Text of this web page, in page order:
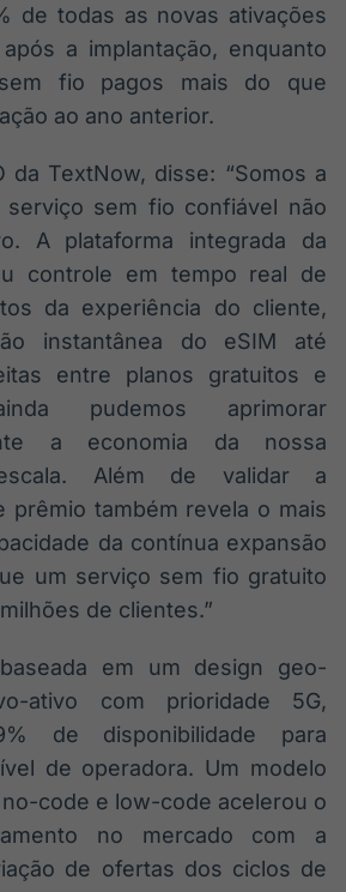
de todas as novas ativações
a implantação, enquanto
fio pagos mais do que
ao ano anterior.
da TextNow, disse: “Somos a
sem fio confiável não
A plataforma integrada da
controle em tempo real de
da experiência do cliente,
instantânea do eSIM até
entre planos gratuitos e
pudemos aprimorar
a economia da nossa
Além de validar a
prêmio também revela o mais
da contínua expansão
um serviço sem fio gratuito
de clientes.”
em um design geo-
ativo com prioridade 5G,
de disponibilidade para
de operadora. Um modelo
code e low-code acelerou o
no mercado com a
de ofertas dos ciclos de